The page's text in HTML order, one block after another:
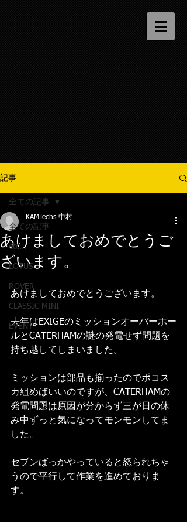
記事
全ての記事
etc...
LOTUS
ROVER
CLASSIC MINI
EVENT
全ての記事
あけましておめでとうご
ざいます。
KAMTechs 中村
あけましておめでとうございます。
去年はEXIGEのミッションオーバーホー
ルとCATERHAMの謎の発電せず問題を
持ち越してしまいました。
ミッションは部品も揃ったのでポコス
カ組めばいいのですが、CATERHAMの
発電問題は原因が分からず三が日の休
み中ずっと気になってモンモンしてま
した。
セブンばっかやっていると怒られちゃ
うので平行して作業を進めておりま
す。